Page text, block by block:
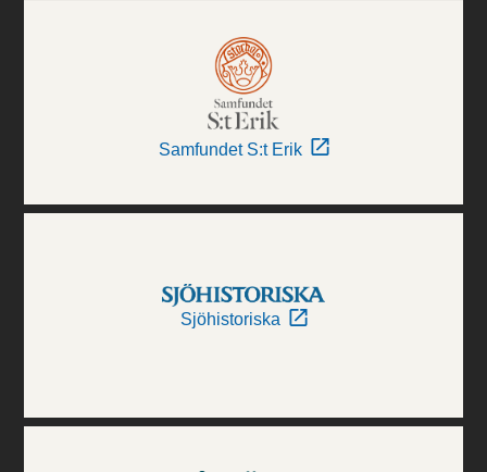
Samfundet S:t Erik
Sjöhistoriska